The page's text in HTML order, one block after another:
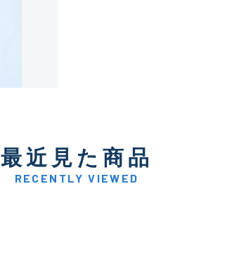
C-
い品
最近見た商品
RECENTLY VIEWED